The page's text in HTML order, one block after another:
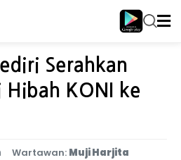
Serahkan
Hibah KONI ke
Wartawan: Muji Harjita